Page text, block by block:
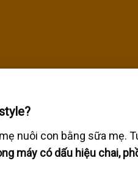
nuôi con bằng sữa mẹ.
máy có dấu hiệu chai,